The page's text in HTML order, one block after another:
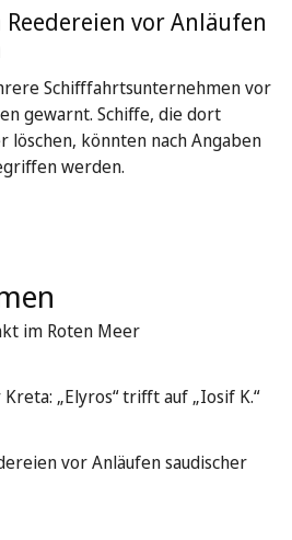
vor Anläufen
Schifffahrtsunternehmen vor
gewarnt. Schiffe, die dort
löschen, könnten nach Angaben
werden.
im Roten Meer
„Elyros“ trifft auf „Iosif K.“
vor Anläufen saudischer